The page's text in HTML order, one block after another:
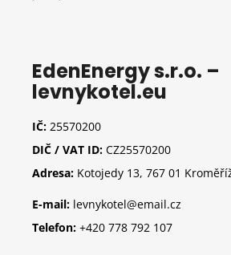
EdenEnergy s.r.o. –
levnykotel.eu
IČ: 25570200
DIČ / VAT ID: CZ25570200
Adresa: Kotojedy 13, 767 01
E-mail: levnykotel@email.cz
Telefon: +420 778 792 107